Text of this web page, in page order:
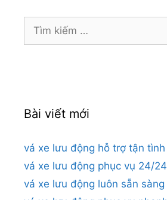
Tìm
kiếm
Bài viết mới
vá xe lưu động hỗ trợ tận tình
vá xe lưu động phục vụ 24/24
vá xe lưu động luôn sẵn sàng